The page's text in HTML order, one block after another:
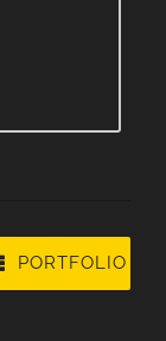
PORTFOLIO